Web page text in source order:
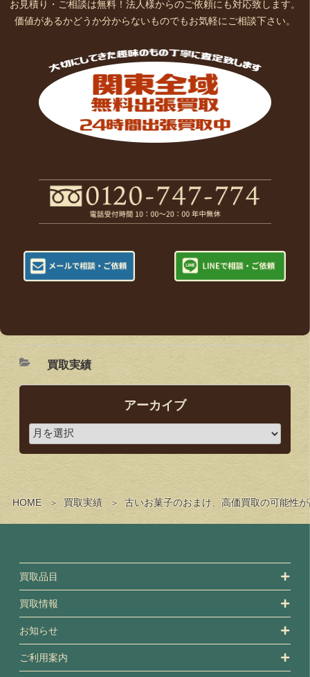
HOME 買取実績 古いお菓子のおまけ、高価買取の可能性
お見積り・ご相談は無料！法人様からのご依頼にも対応致します。
価値があるかどうか分からないものでもお気軽にご相談下さい。
買取実績
アーカイブ
買取品目
買取情報
お知らせ
ご利用案内